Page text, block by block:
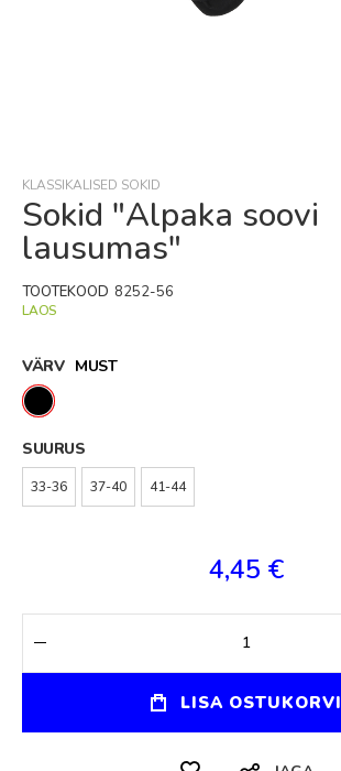
of
the
images
KLASSIKALISED SOKID
Sokid "Alpaka soovi
lausumas"
LAOS
TOOTEKOOD 8252-56
VÄRV MUST
SUURUS
33-36 37-40 41-44
4,45 €
LISA OSTUKORVI